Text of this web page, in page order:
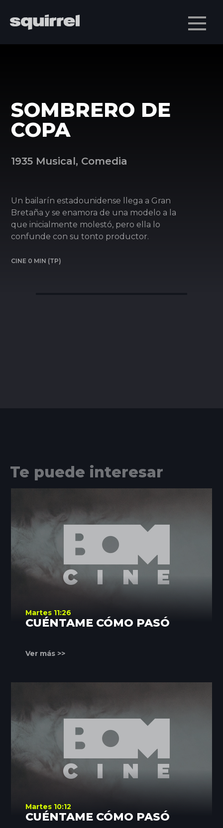
SOMBRERO DE
COPA
1935 Musical, Comedia
Un bailarín estadounidense llega a Gran
Bretaña y se enamora de una modelo a la
que inicialmente molestó, pero ella lo
confunde con su tonto productor.
CINE 0 MIN (TP)
Te puede interesar
Martes 11:26
CUÉNTAME CÓMO PASÓ
Ver más >>
Martes 10:12
CUÉNTAME CÓMO PASÓ